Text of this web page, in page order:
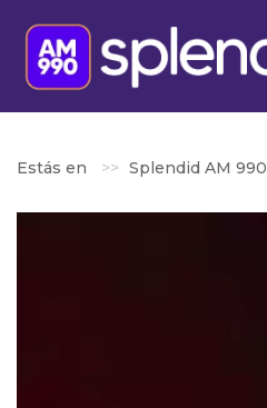
Estás en Splendid AM 990